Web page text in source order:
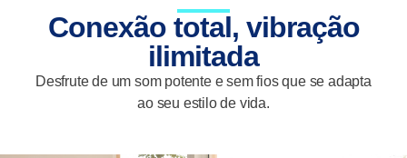
Conexão total, vibração
ilimitada
Desfrute de um som potente e sem fios que se adapta
ao seu estilo de vida.